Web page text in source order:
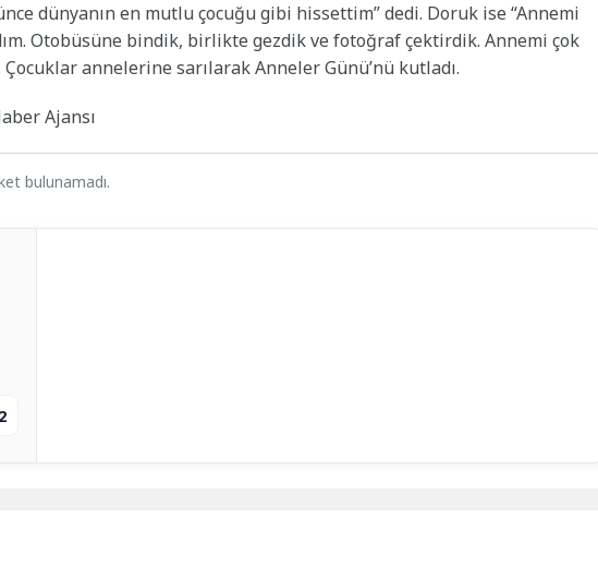
dünyanın en mutlu çocuğu gibi hissettim” dedi. Doruk ise “Annemi
Otobüsüne bindik, birlikte gezdik ve fotoğraf çektirdik. Annemi çok
annelerine sarılarak Anneler Günü’nü kutladı.
Ajansı
bulunamadı.